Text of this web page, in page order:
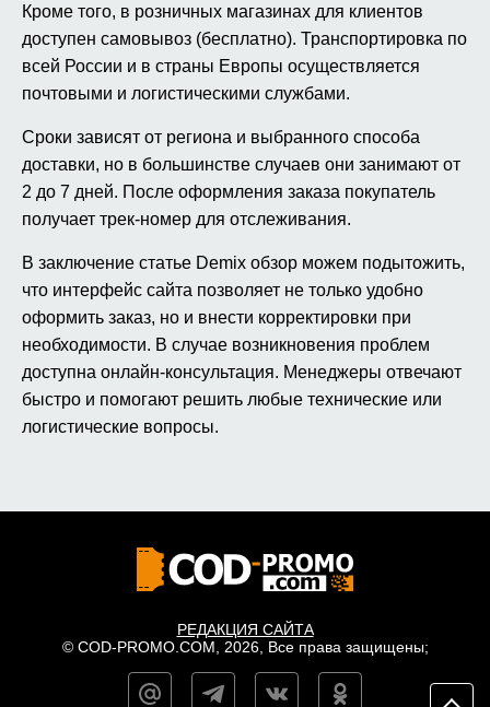
Кроме того, в розничных магазинах для клиентов
доступен самовывоз (бесплатно). Транспортировка по
всей России и в страны Европы осуществляется
почтовыми и логистическими службами.
Сроки зависят от региона и выбранного способа
доставки, но в большинстве случаев они занимают от
2 до 7 дней. После оформления заказа покупатель
получает трек-номер для отслеживания.
В заключение статье Demix обзор можем подытожить,
что интерфейс сайта позволяет не только удобно
оформить заказ, но и внести корректировки при
необходимости. В случае возникновения проблем
доступна онлайн-консультация. Менеджеры отвечают
быстро и помогают решить любые технические или
логистические вопросы.
РЕДАКЦИЯ САЙТА
© COD-PROMO.COM, 2026, Все права защищены;